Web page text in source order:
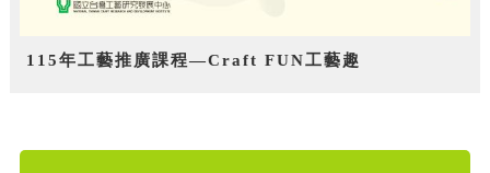
115年工藝推廣課程—Craft FUN工藝趣